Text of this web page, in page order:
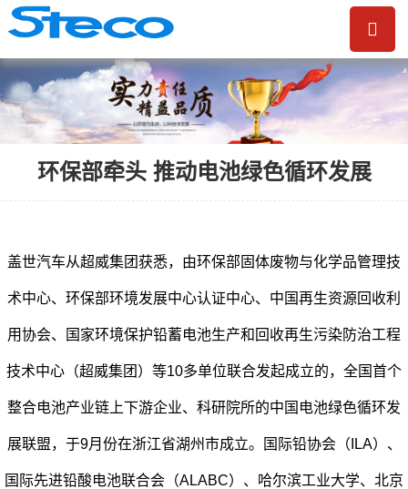
环保部牵头 推动电池绿色循环发展
盖世汽车从超威集团获悉，由环保部固体废物与化学品管理技
术中心、环保部环境发展中心认证中心、中国再生资源回收利
用协会、国家环境保护铅蓄电池生产和回收再生污染防治工程
技术中心（超威集团）等10多单位联合发起成立的，全国首个
整合电池产业链上下游企业、科研院所的中国电池绿色循环发
展联盟，于9月份在浙江省湖州市成立。国际铅协会（ILA）、
国际先进铅酸电池联合会（ALABC）、哈尔滨工业大学、北京